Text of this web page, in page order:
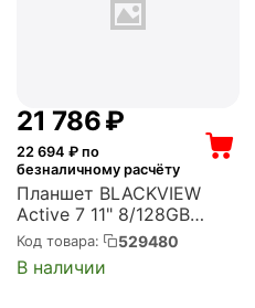
21 786₽
22 694 ₽ по
безналичному расчёту
Планшет BLACKVIEW
Active 7 11" 8/128GB
Черный
(6931548324201)
Код товара: 529480
В наличии